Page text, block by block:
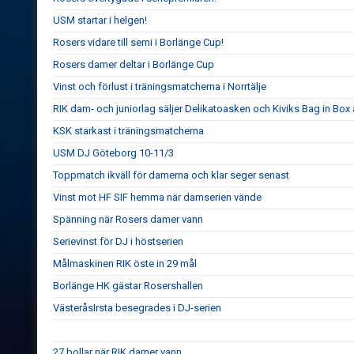
USM startar i helgen!
Rosers vidare till semi i Borlänge Cup!
Rosers damer deltar i Borlänge Cup
Vinst och förlust i träningsmatcherna i Norrtälje
RIK dam- och juniorlag säljer Delikatoasken och Kiviks Bag in
KSK starkast i träningsmatcherna
USM DJ Göteborg 10-11/3
Toppmatch ikväll för damerna och klar seger senast
Vinst mot HF SIF hemma när damserien vände
Spänning när Rosers damer vann
Serievinst för DJ i höstserien
Målmaskinen RIK öste in 29 mål
Borlänge HK gästar Rosershallen
VästeråsIrsta besegrades i DJ-serien